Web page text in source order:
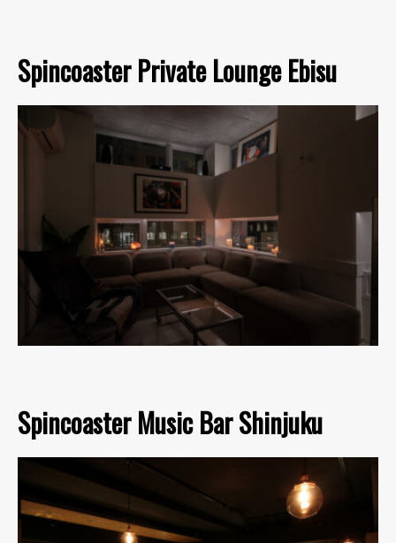
Spincoaster Private Lounge Ebisu
Spincoaster Music Bar Shinjuku